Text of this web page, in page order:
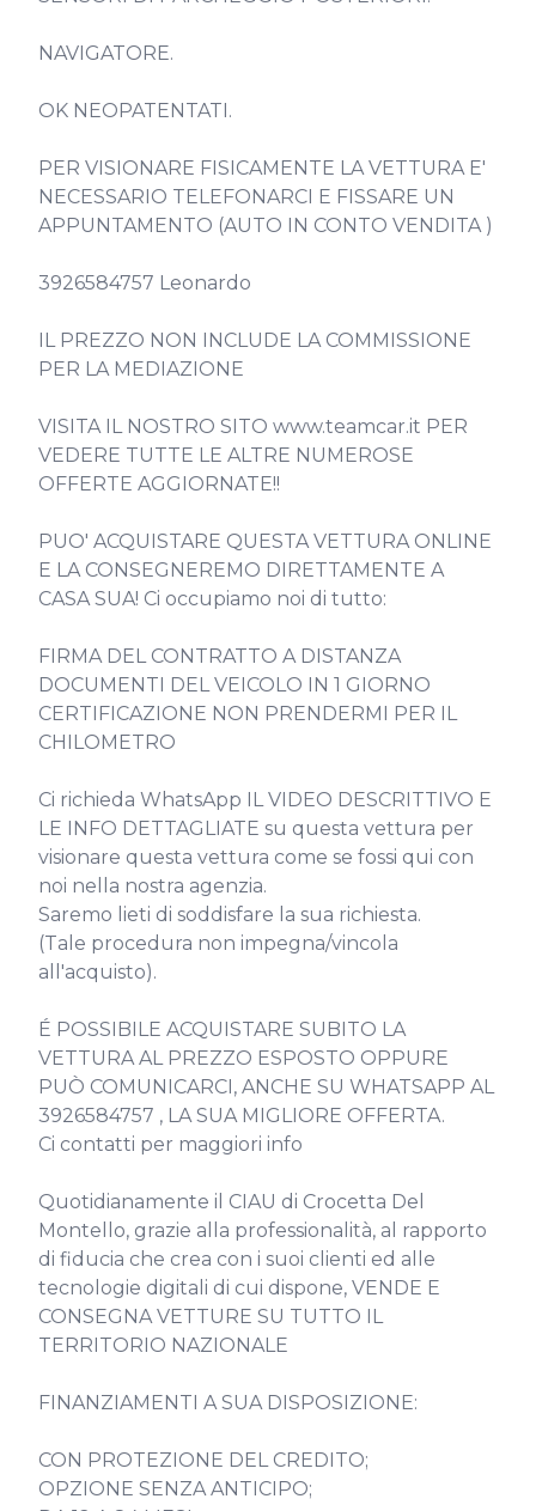
NAVIGATORE.
OK NEOPATENTATI.
PER VISIONARE FISICAMENTE LA VETTURA E'
NECESSARIO TELEFONARCI E FISSARE UN
APPUNTAMENTO (AUTO IN CONTO VENDITA )
3926584757 Leonardo
IL PREZZO NON INCLUDE LA COMMISSIONE
PER LA MEDIAZIONE
VISITA IL NOSTRO SITO www.teamcar.it PER
VEDERE TUTTE LE ALTRE NUMEROSE
OFFERTE AGGIORNATE!!
PUO' ACQUISTARE QUESTA VETTURA ONLINE
E LA CONSEGNEREMO DIRETTAMENTE A
CASA SUA! Ci occupiamo noi di tutto:
FIRMA DEL CONTRATTO A DISTANZA
DOCUMENTI DEL VEICOLO IN 1 GIORNO
CERTIFICAZIONE NON PRENDERMI PER IL
CHILOMETRO
Ci richieda WhatsApp IL VIDEO DESCRITTIVO E
LE INFO DETTAGLIATE su questa vettura per
visionare questa vettura come se fossi qui con
noi nella nostra agenzia.
Saremo lieti di soddisfare la sua richiesta.
(Tale procedura non impegna/vincola
all'acquisto).
É POSSIBILE ACQUISTARE SUBITO LA
VETTURA AL PREZZO ESPOSTO OPPURE
PUÒ COMUNICARCI, ANCHE SU WHATSAPP AL
3926584757 , LA SUA MIGLIORE OFFERTA.
Ci contatti per maggiori info
Quotidianamente il CIAU di Crocetta Del
Montello, grazie alla professionalità, al rapporto
di fiducia che crea con i suoi clienti ed alle
tecnologie digitali di cui dispone, VENDE E
CONSEGNA VETTURE SU TUTTO IL
TERRITORIO NAZIONALE
FINANZIAMENTI A SUA DISPOSIZIONE:
CON PROTEZIONE DEL CREDITO;
OPZIONE SENZA ANTICIPO;